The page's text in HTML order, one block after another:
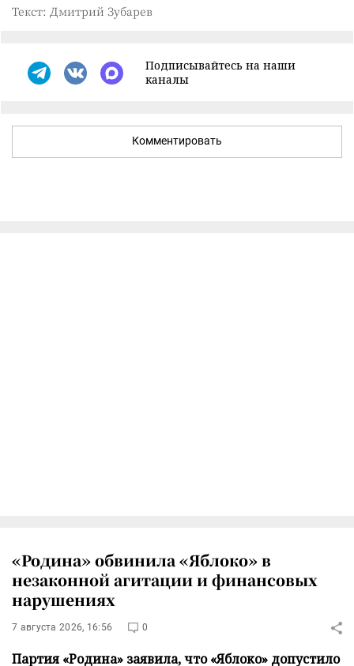
Текст: Дмитрий Зубарев
Подписывайтесь на наши
каналы
Комментировать
«Родина» обвинила «Яблоко» в
незаконной агитации и финансовых
нарушениях
7 августа 2026, 16:56 0
Партия «Родина» заявила, что «Яблоко» допустило